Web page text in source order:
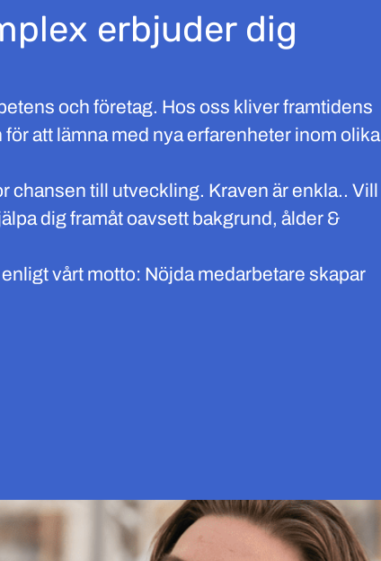
erbjuder dig
och företag. Hos oss kliver framtidens
att lämna med nya erfarenheter inom olika
chansen till utveckling. Kraven är enkla.. Vill
dig framåt oavsett bakgrund, ålder &
vårt motto: Nöjda medarbetare skapar